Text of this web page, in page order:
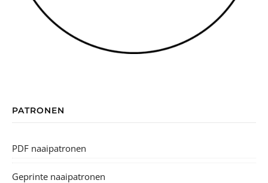
PATRONEN
PDF naaipatronen
Geprinte naaipatronen